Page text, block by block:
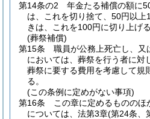
第14条の2
年金たる補償の額に
は、これを切り捨て、50円以上
きは、これを100円に切り上げ
(葬祭補償)
第15条
職員が公務上死亡し、又
においては、葬祭を行う者に対
葬祭に要する費用を考慮して規
る。
(この条例に定めがない事項)
第16条
この章に定めるものの
については、法第3章(第24条、